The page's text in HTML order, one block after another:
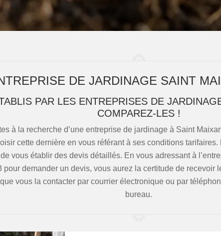
DE JARDINAGE SAINT
PAR LES ENTREPRISES DE
COMPAREZ-LES !
à la recherche d’une entreprise de jardinage à Saint
cette dernière en vous référant à ses conditions
vous établir des devis détaillés. En vous adressant à
pour demander un devis, vous aurez la certitude de recevoir
vous la contacter par courrier électronique ou par
bureau.